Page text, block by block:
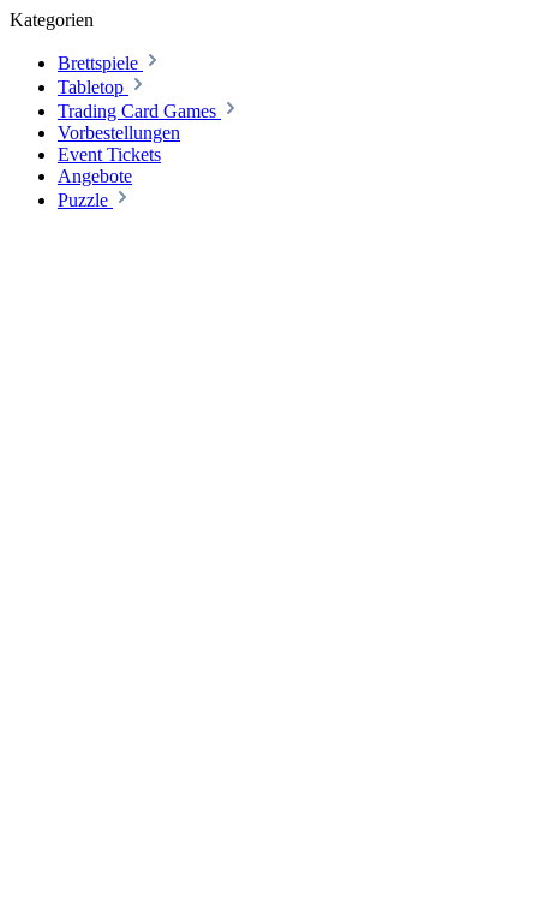
Kategorien
Brettspiele
Tabletop
Trading Card Games
Vorbestellungen
Event Tickets
Angebote
Puzzle